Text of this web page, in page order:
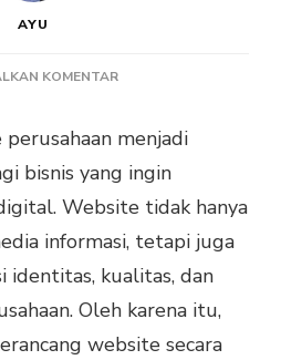
AYU
KOMENTARPADA
WEBSITE
PERUSAHAAN
PROFESIONAL
DAN
menjadi
bisnis yang ingin
Website tidak hanya
informasi, tetapi juga
identitas, kualitas, dan
Oleh karena itu,
website secara